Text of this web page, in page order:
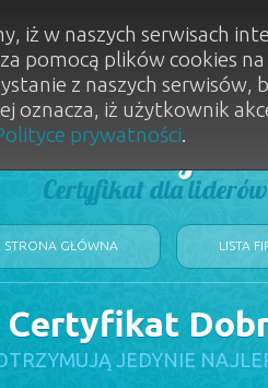
Dobry
Certyfikat dla
STRONA GŁÓWNA LISTA
Certyfikat
JEDYNIE
iż w naszych serwisach
pomocą plików cookies
z naszych
oznacza, iż użytkownik
prywatności.